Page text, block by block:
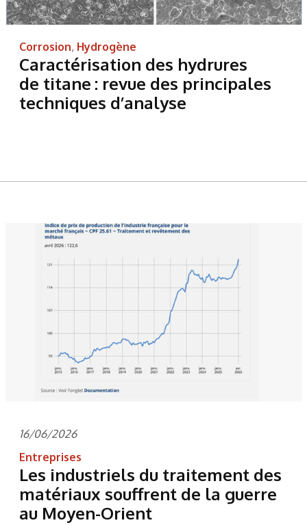
Corrosion, Hydrogène
Caractérisation des hydrures
de titane : revue des principales
techniques d’analyse
16/06/2026
Entreprises
Les industriels du traitement des
matériaux souffrent de la guerre
au Moyen-Orient